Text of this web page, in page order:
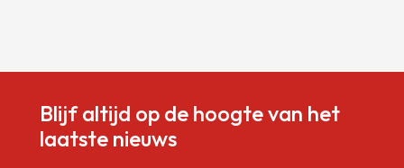
Blijf altijd op de hoogte van het
laatste nieuws